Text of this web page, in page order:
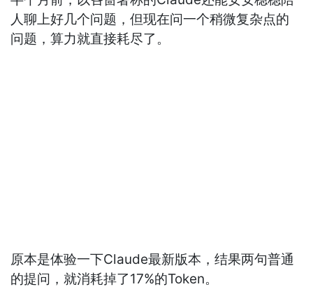
人聊上好几个问题，但现在问一个稍微复杂点的
问题，算力就直接耗尽了。
原本是体验一下Claude最新版本，结果两句普通
的提问，就消耗掉了17%的Token。